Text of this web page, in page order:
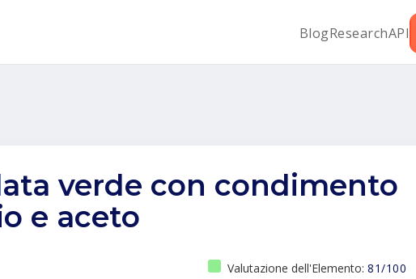
BlogResearchAPI
verde con condimento
e aceto
Valutazione dell'Elemento: 81/100